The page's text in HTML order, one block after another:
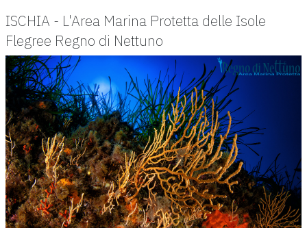
ISCHIA - L'Area Marina Protetta delle Isole
Flegree Regno di Nettuno